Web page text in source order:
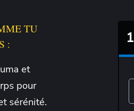
TU
:
et
pour
sérénité.
1